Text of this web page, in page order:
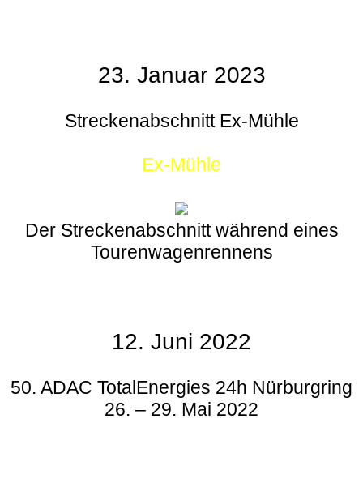
23. Januar 2023
Streckenabschnitt Ex-Mühle
Ex-Mühle
Der Streckenabschnitt während eines
Tourenwagenrennens
12. Juni 2022
50. ADAC TotalEnergies 24h Nürburgring
26. – 29. Mai 2022